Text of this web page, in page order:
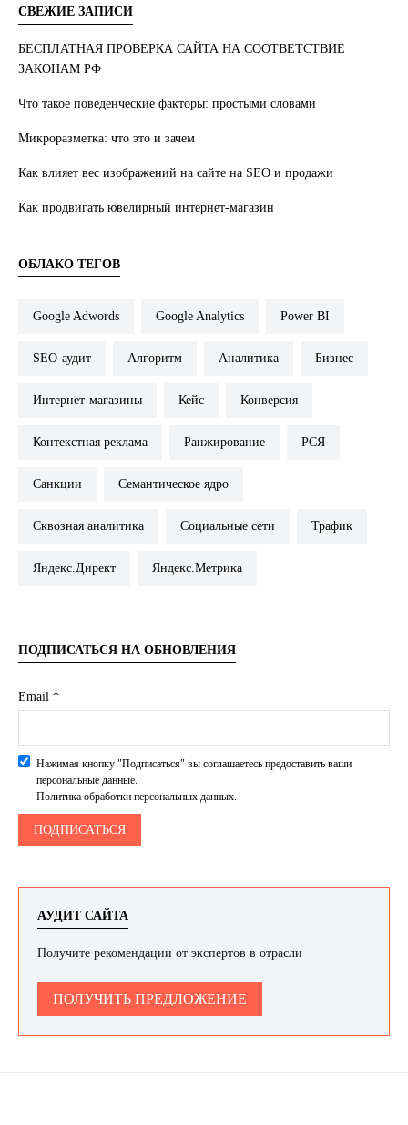
СВЕЖИЕ ЗАПИСИ
БЕСПЛАТНАЯ ПРОВЕРКА САЙТА НА СООТВЕТСТВИЕ
ЗАКОНАМ РФ
Что такое поведенческие факторы: простыми словами
Микроразметка: что это и зачем
Как влияет вес изображений на сайте на SEO и продажи
Как продвигать ювелирный интернет-магазин
ОБЛАКО ТЕГОВ
Google Adwords Google Analytics Power BI
SEO-аудит Алгоритм Аналитика Бизнес
Интернет-магазины Кейс Конверсия
Контекстная реклама Ранжирование РСЯ
Санкции Семантическое ядро
Сквозная аналитика Социальные сети Трафик
Яндекс.Директ Яндекс.Метрика
ПОДПИСАТЬСЯ НА ОБНОВЛЕНИЯ
Email *
Нажимая кнопку "Подписаться" вы соглашаетесь предоставить ваши
персональные данные.
Политика обработки персональных данных.
АУДИТ САЙТА
Получите рекомендации от экспертов в отрасли
ПОЛУЧИТЬ ПРЕДЛОЖЕНИЕ